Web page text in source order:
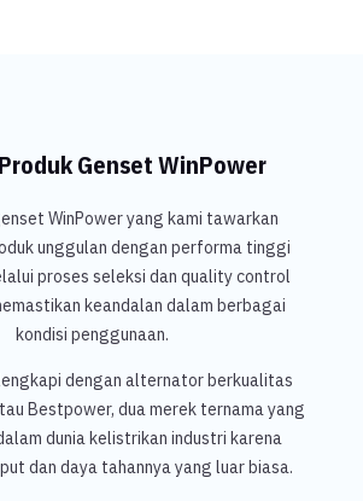
Genset WinPower
WinPower yang kami tawarkan
unggulan dengan performa tinggi
proses seleksi dan quality control
keandalan dalam berbagai
kondisi penggunaan.
dengan alternator berkualitas
Bestpower, dua merek ternama yang
dunia kelistrikan industri karena
dan daya tahannya yang luar biasa.